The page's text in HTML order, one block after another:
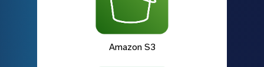
Amazon S3